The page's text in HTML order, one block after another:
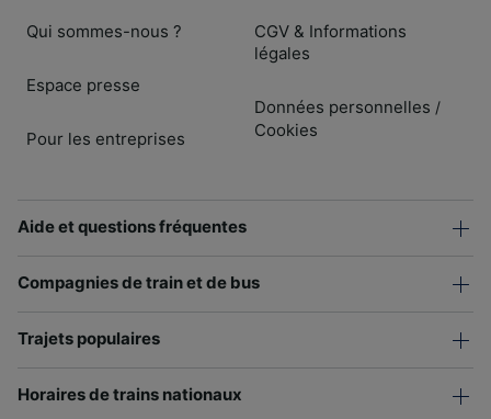
Qui sommes-nous ?
Espace presse
Pour les entreprises
CGV & Informations
légales
Données personnelles /
Cookies
Aide et questions fréquentes
Compagnies de train et de bus
Trajets populaires
Horaires de trains nationaux